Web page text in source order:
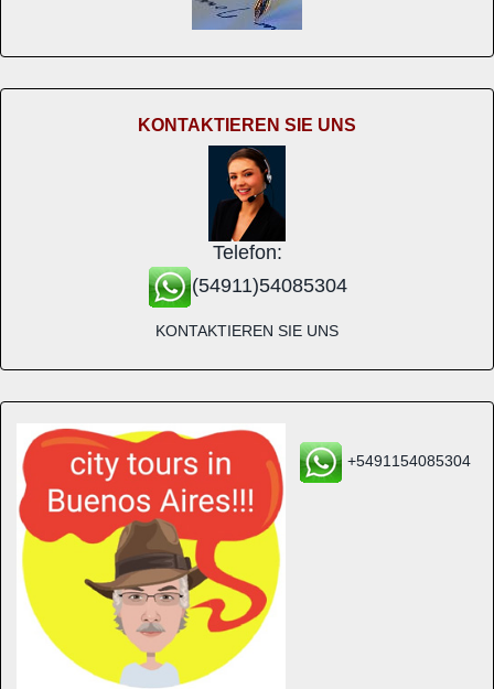
KONTAKTIEREN SIE UNS
Telefon:
(54911)54085304
KONTAKTIEREN SIE UNS
+5491154085304